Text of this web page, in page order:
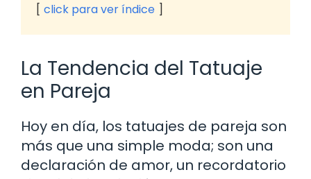
click para ver índice
La Tendencia del Tatuaje
en Pareja
Hoy en día, los tatuajes de pareja son
más que una simple moda; son una
declaración de amor, un recordatorio